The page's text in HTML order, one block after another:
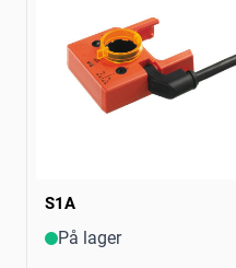
S1A
På lager